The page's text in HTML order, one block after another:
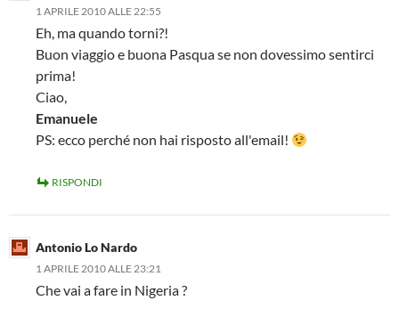
1 APRILE 2010 ALLE 22:55
Eh, ma quando torni?!
Buon viaggio e buona Pasqua se non dovessimo sentirci
prima!
Ciao,
Emanuele
PS: ecco perché non hai risposto all'email!
RISPONDI
Antonio Lo Nardo
1 APRILE 2010 ALLE 23:21
Che vai a fare in Nigeria ?